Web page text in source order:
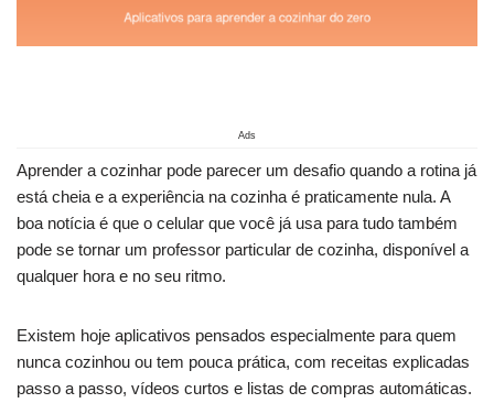
Ads
Aprender a cozinhar pode parecer um desafio quando a rotina já
está cheia e a experiência na cozinha é praticamente nula. A
boa notícia é que o celular que você já usa para tudo também
pode se tornar um professor particular de cozinha, disponível a
qualquer hora e no seu ritmo.
Existem hoje aplicativos pensados especialmente para quem
nunca cozinhou ou tem pouca prática, com receitas explicadas
passo a passo, vídeos curtos e listas de compras automáticas.